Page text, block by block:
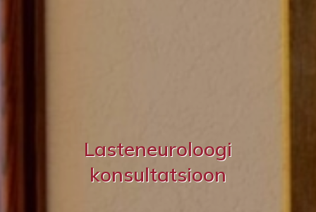
Lasteneuroloogi
konsultatsioon